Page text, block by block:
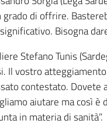
di offrire.
Bisogna
Stefano Tunis
Il vostro
contestato.
aiutare ma così
in materia di sanità”.